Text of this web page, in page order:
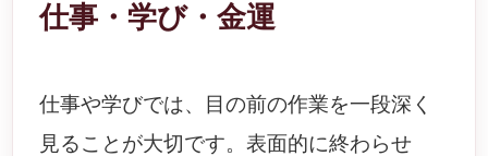
仕事・学び・金運
仕事や学びでは、目の前の作業を一段深く
見ることが大切です。表面的に終わらせ